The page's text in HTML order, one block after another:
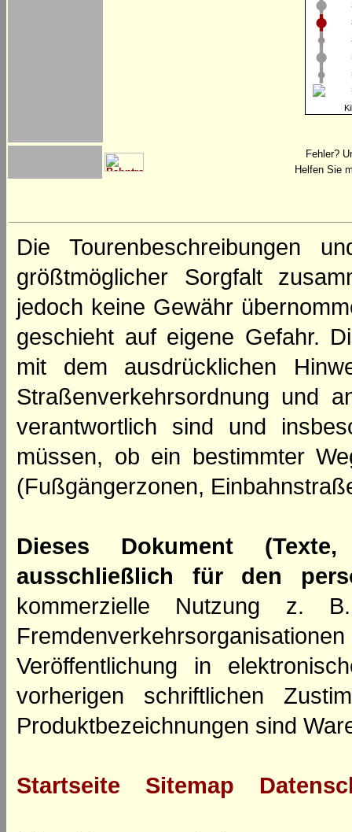
Fehler?
Helfen Sie
Die Tourenbeschreibungen
größtmöglicher Sorgfalt
jedoch keine Gewähr
geschieht auf eigene Gefahr.
mit dem ausdrücklichen
Straßenverkehrsordnung und
verantwortlich sind und
müssen, ob ein bestimmter
(Fußgängerzonen,
Dieses Dokument
ausschließlich für den
kommerzielle Nutzung z.
Veröffentlichung in
vorherigen schriftlichen
Produktbezeichnungen sind
Startseite Sitemap